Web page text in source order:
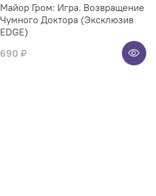
Майор Гром: Игра. Возвращение
Чумного Доктора (Эксклюзив
EDGE)
690 ₽